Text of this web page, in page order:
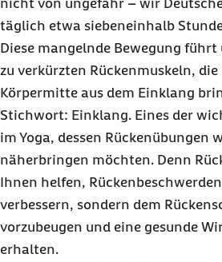
nicht von ungefähr – wir
täglich etwa siebeneinhalb
Diese mangelnde Bewegung
zu verkürzten Rückenmuskeln, die
Körpermitte aus dem Einklang
Stichwort: Einklang. Eines der
im Yoga, dessen Rückenübungen
näherbringen möchten. Denn
Ihnen helfen,
verbessern, sondern dem
vorzubeugen und eine gesunde
erhalten.